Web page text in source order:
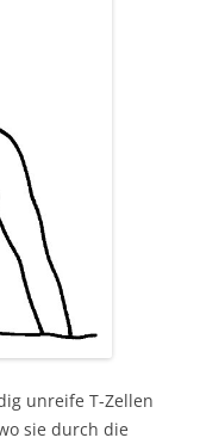
unreife T-Zellen
sie durch die